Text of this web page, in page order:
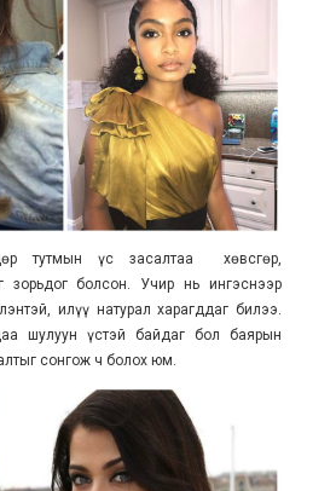
тутмын үс засалтаа хөвсгөр,
зорьдог болсон. Учир нь ингэснээр
илүү натурал харагддаг билээ.
шулуун үстэй байдаг бол баярын
сонгож ч болох юм.